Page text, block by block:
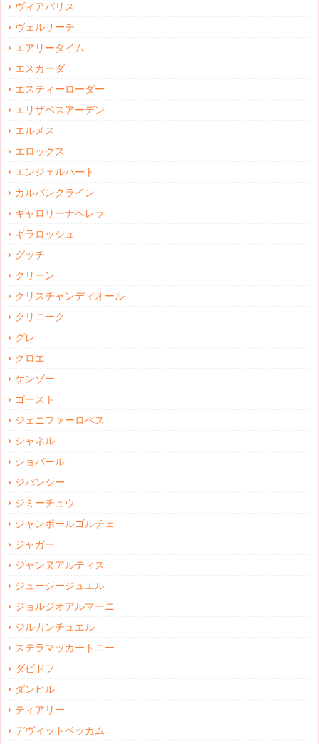
ヴィアパリス
ヴェルサーチ
エアリータイム
エスカーダ
エスティーローダー
エリザベスアーデン
エルメス
エロックス
エンジェルハート
カルバンクライン
キャロリーナヘレラ
ギラロッシュ
グッチ
クリーン
クリスチャンディオール
クリニーク
グレ
クロエ
ケンゾー
ゴースト
ジェニファーロペス
シャネル
ショパール
ジバンシー
ジミーチュウ
ジャンポールゴルチェ
ジャガー
ジャンヌアルティス
ジューシージュエル
ジョルジオアルマーニ
ジルカンチュエル
ステラマッカートニー
ダビドフ
ダンヒル
ティアリー
デヴィットベッカム